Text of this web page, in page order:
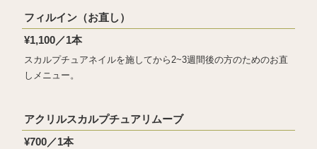
フィルイン（お直し）
¥1,100／1本
スカルプチュアネイルを施してから2~3週間後の方のためのお直
しメニュー。
アクリルスカルプチュアリムーブ
¥700／1本